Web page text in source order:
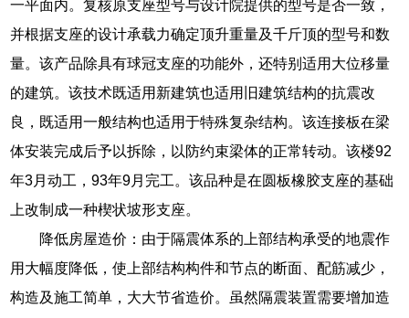
一平面内。复核原支座型号与设计院提供的型号是否一致，
并根据支座的设计承载力确定顶升重量及千斤顶的型号和数
量。该产品除具有球冠支座的功能外，还特别适用大位移量
的建筑。该技术既适用新建筑也适用旧建筑结构的抗震改
良，既适用一般结构也适用于特殊复杂结构。该连接板在梁
体安装完成后予以拆除，以防约束梁体的正常转动。该楼92
年3月动工，93年9月完工。该品种是在圆板橡胶支座的基础
上改制成一种楔状坡形支座。
降低房屋造价：由于隔震体系的上部结构承受的地震作
用大幅度降低，使上部结构构件和节点的断面、配筋减少，
构造及施工简单，大大节省造价。虽然隔震装置需要增加造